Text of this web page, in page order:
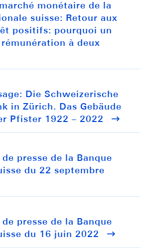
monétaire de la
suisse: Retour aux
positifs: pourquoi un
à deux
Die Schweizerische
in Zürich. Das Gebäude
Pfister 1922 – 2022
presse de la Banque
du 22 septembre
presse de la Banque
du 16 juin 2022